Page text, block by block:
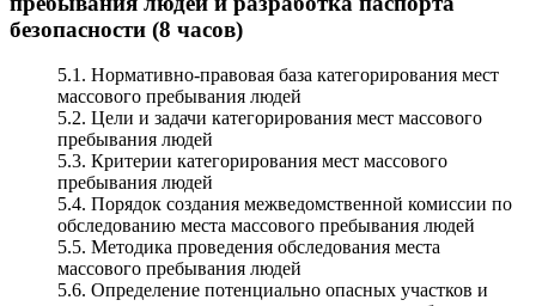
безопасности (8 часов)
5.1. Нормативно-правовая база категорирования мест
массового пребывания людей
5.2. Цели и задачи категорирования мест массового
пребывания людей
5.3. Критерии категорирования мест массового
пребывания людей
5.4. Порядок создания межведомственной комиссии по
обследованию места массового пребывания людей
5.5. Методика проведения обследования места
массового пребывания людей
5.6. Определение потенциально опасных участков и